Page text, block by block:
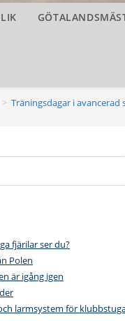
> Träningsdagar i avancerad
fjärilar ser du?
Polen
är igång igen
larmsystem för